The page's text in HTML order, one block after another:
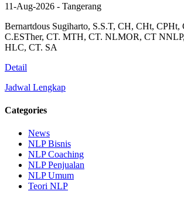
11-Aug-2026 - Tangerang
Bernartdous Sugiharto, S.S.T, CH, CHt,
C.ESTher, CT. MTH, CT. NLMOR, CT
HLC, CT. SA
Detail
Jadwal Lengkap
Categories
News
NLP Bisnis
NLP Coaching
NLP Penjualan
NLP Umum
Teori NLP